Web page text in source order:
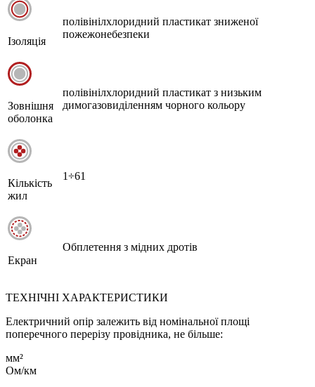
Ізоляція
полівінілхлоридний пластикат зниженої
пожежонебезпеки
Зовнішня
оболонка
полівінілхлоридний пластикат з низьким
димогазовиділенням чорного кольору
Кількість
жил
1÷61
Екран
Обплетення з мідних дротів
ТЕХНІЧНІ ХАРАКТЕРИСТИКИ
Електричний опір залежить від номінальної площі
поперечного перерізу провідника, не більше:
мм²
Ом/км